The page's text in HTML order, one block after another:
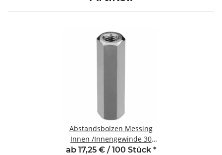
Abstandsbolzen Messing
Innen /Innengewinde 30
mm M2 SW4
ab 17,25 € / 100 Stück *